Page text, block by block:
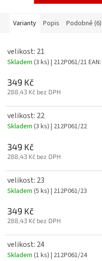
Varianty Popis Podobné (6)
velikost: 21
Skladem (3 ks) | 212P061/21 EAN:
349 Kč
288,43 Kč bez DPH
velikost: 22
Skladem (3 ks) | 212P061/22
349 Kč
288,43 Kč bez DPH
velikost: 23
Skladem (5 ks) | 212P061/23
349 Kč
288,43 Kč bez DPH
velikost: 24
Skladem (1 ks) | 212P061/24